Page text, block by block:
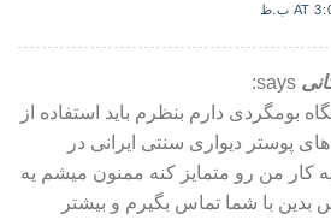
says:
بومگردی دارم بنظرم باید استفاده از
پوستر دیواری سنتی ایرانی در
کار من رو متمایز کنه ممنون میشم یه
بدین با شما تماس بگیرم و بیشتر